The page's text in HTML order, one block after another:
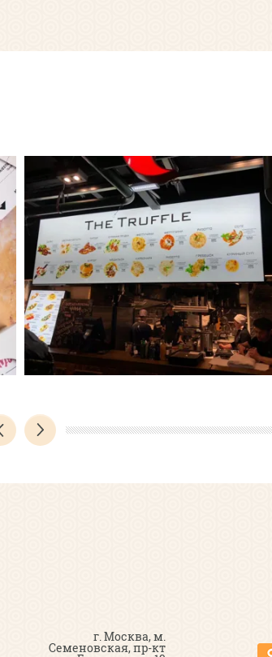
г. Москва, м.
Семеновская, пр-кт